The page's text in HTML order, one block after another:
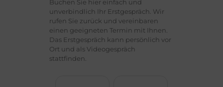
Buchen Sie hier einfach und
unverbindlich Ihr Erstgespräch. Wir
rufen Sie zurück und vereinbaren
einen geeigneten Termin mit Ihnen.
Das Erstgespräch kann persönlich vor
Ort und als Videogespräch
stattfinden.